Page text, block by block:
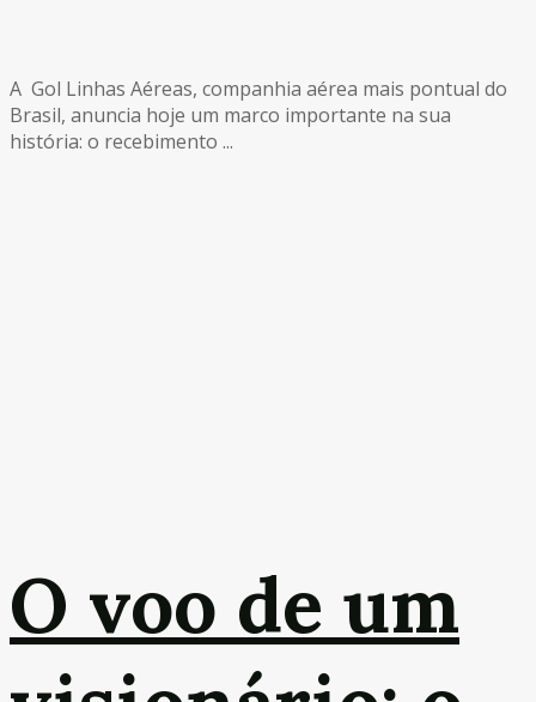
A Gol Linhas Aéreas, companhia aérea mais pontual do
Brasil, anuncia hoje um marco importante na sua
história: o recebimento ...
O voo de um